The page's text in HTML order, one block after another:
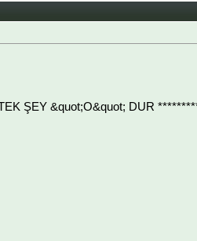
ŞEY &quot;O&quot; DUR